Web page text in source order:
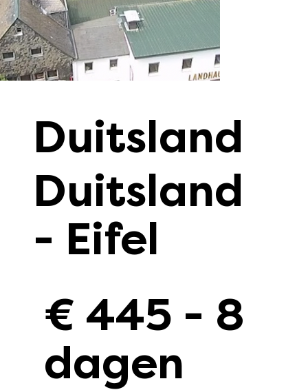
Duitsland
Duitsland
- Eifel
€ 445 - 8
dagen